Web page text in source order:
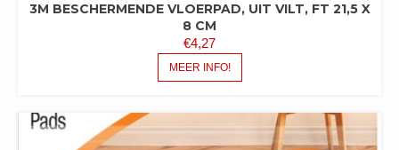
3M BESCHERMENDE VLOERPAD, UIT VILT, FT 21,5 X
8 CM
€4,27
MEER INFO!